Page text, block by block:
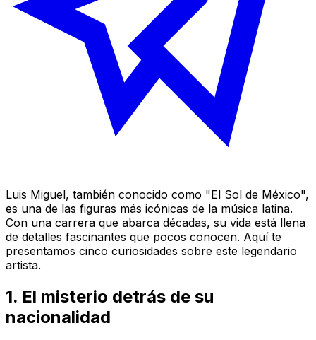
Luis Miguel, también conocido como "El Sol de México",
es una de las figuras más icónicas de la música latina.
Con una carrera que abarca décadas, su vida está llena
de detalles fascinantes que pocos conocen. Aquí te
presentamos cinco curiosidades sobre este legendario
artista.
1. El misterio detrás de su
nacionalidad